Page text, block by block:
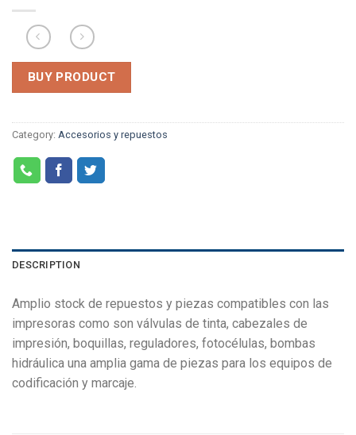
BUY PRODUCT
Category: Accesorios y repuestos
DESCRIPTION
Amplio stock de repuestos y piezas compatibles con las
impresoras como son válvulas de tinta, cabezales de
impresión, boquillas, reguladores, fotocélulas, bombas
hidráulica una amplia gama de piezas para los equipos de
codificación y marcaje.